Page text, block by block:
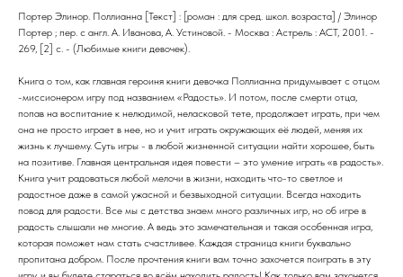
Портер Элинор. Поллианна [Текст] : [роман : для сред. школ. возраста] / Элинор
Портер ; пер. с англ. А. Иванова, А. Устиновой. - Москва : Астрель : АСТ, 2001. -
269, [2] c. - (Любимые книги девочек).
Книга о том, как главная героиня книги девочка Поллианна придумывает с отцом
-миссионером игру под названием «Радость». И потом, после смерти отца,
попав на воспитание к нелюдимой, неласковой тете, продолжает играть, при чем
она не просто играет в нее, но и учит играть окружающих её людей, меняя их
жизнь к лучшему. Суть игры - в любой жизненной ситуации найти хорошее, быть
на позитиве. Главная центральная идея повести – это умение играть «в радость».
Книга учит радоваться любой мелочи в жизни, находить что-то светлое и
радостное даже в самой ужасной и безвыходной ситуации. Всегда находить
повод для радости. Все мы с детства знаем много различных игр, но об игре в
радость слышали не многие. А ведь это замечательная и такая особенная игра,
которая поможет нам стать счастливее. Каждая страница книги буквально
пропитана добром. После прочтения книги вам точно захочется поиграть в эту